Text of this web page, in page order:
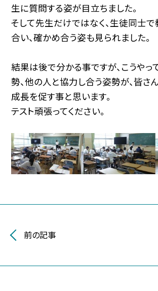
生に質問する姿が目立ちました。
そして先生だけではなく、生徒同士で
合い、確かめ合う姿も見られました。
結果は後で分かる事ですが、こうや
勢、他の人と協力し合う姿勢が、皆さ
成長を促す事と思います。
テスト頑張ってください。
前の記事